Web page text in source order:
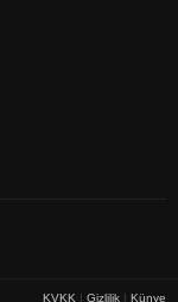
KVKK Gizlilik Künye